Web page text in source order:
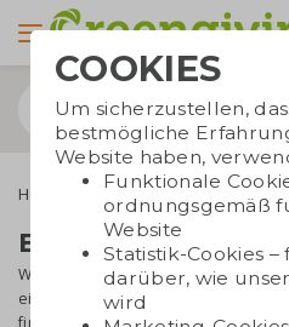
Home & Living Handtücher
Bestickte
Was gibt es Schöneres, als Kunden
einem
Handtuch in Hotelqualität
COOKIES
Um sicherzustellen,
bestmögliche
Website haben,
Funktionale
ordnungsgemäß
Website
Statistik-Cookies –
darüber, wie
wird